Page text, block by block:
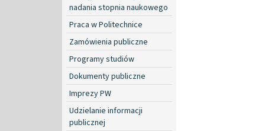
nadania stopnia naukowego
Praca w Politechnice
Zamówienia publiczne
Programy studiów
Dokumenty publiczne
Imprezy PW
Udzielanie informacji
publicznej